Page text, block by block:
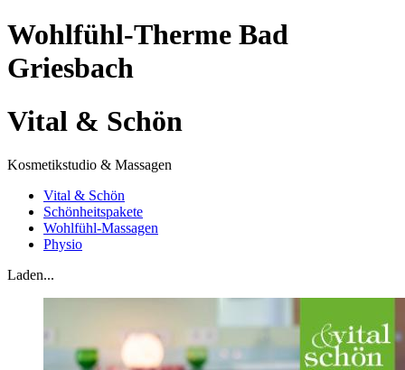
Wohlfühl-Therme Bad
Griesbach
Vital & Schön
Kosmetikstudio & Massagen
Vital & Schön
Schönheitspakete
Wohlfühl-Massagen
Physio
Laden...